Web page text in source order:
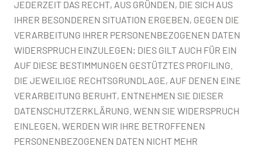
JEDERZEIT DAS RECHT, AUS GRÜNDEN, DIE SICH AUS
IHRER BESONDEREN SITUATION ERGEBEN, GEGEN DIE
VERARBEITUNG IHRER PERSONENBEZOGENEN DATEN
WIDERSPRUCH EINZULEGEN; DIES GILT AUCH FÜR EIN
AUF DIESE BESTIMMUNGEN GESTÜTZTES PROFILING.
DIE JEWEILIGE RECHTSGRUNDLAGE, AUF DENEN EINE
VERARBEITUNG BERUHT, ENTNEHMEN SIE DIESER
DATENSCHUTZERKLÄRUNG. WENN SIE WIDERSPRUCH
EINLEGEN, WERDEN WIR IHRE BETROFFENEN
PERSONENBEZOGENEN DATEN NICHT MEHR